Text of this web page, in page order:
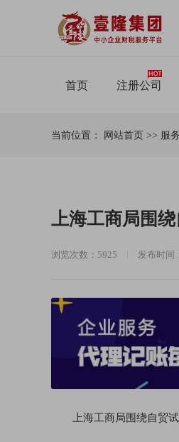
首页 注册公司
当前位置： 网站首页 >> 服
上海工商局围
浏览次数：5925 发布时间
上海工商局围绕自贸